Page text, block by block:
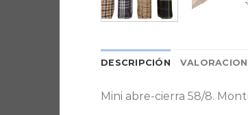
DESCRIPCIÓN
Mini abre-cierra 58/8.